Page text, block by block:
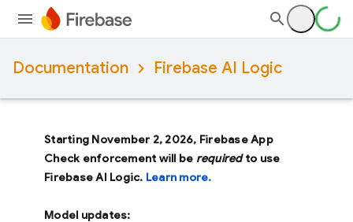
Documentation Firebase AI Logic
Starting November 2, 2026, Firebase App
Check enforcement will be requiredto use
Firebase AI Logic. Learn more.
Model updates: